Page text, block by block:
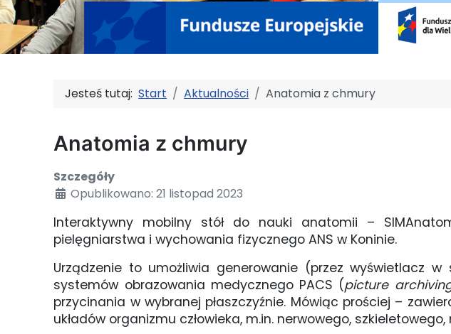
Jesteś tutaj:Start Aktualności Anatomia z chmury
Anatomia z chmury
Szczegóły
Opublikowano: 21 listopad 2023
Interaktywny mobilny stół do nauki anatomii –
pielęgniarstwa i wychowania fizycznego ANS w Koninie.
Urządzenie to umożliwia generowanie (przez wyświetlacz
systemów obrazowania medycznego PACS (picture
przycinania w wybranej płaszczyźnie. Mówiąc prościej –
układów organizmu człowieka, m.in. nerwowego,